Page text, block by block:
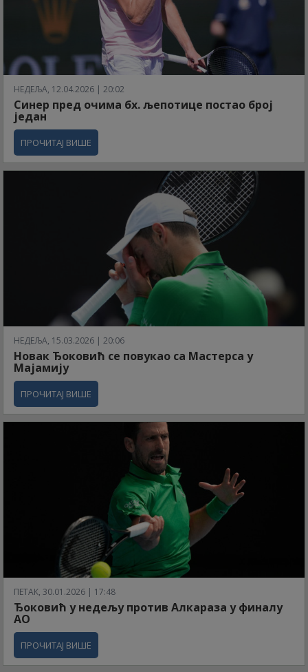
НЕДЕЉА, 12.04.2026 | 20:02
Синер пред очима бх. љепотице постао број
један
ПРОЧИТАЈ ВИШЕ
НЕДЕЉА, 15.03.2026 | 20:06
Новак Ђоковић се повукао са Мастерса у
Мајамију
ПРОЧИТАЈ ВИШЕ
ПЕТАК, 30.01.2026 | 17:48
Ђоковић у недељу против Алкараза у финалу
АО
ПРОЧИТАЈ ВИШЕ